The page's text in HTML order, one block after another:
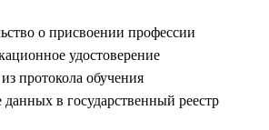
о присвоении профессии
удостоверение
протокола обучения
данных в государственный реестр